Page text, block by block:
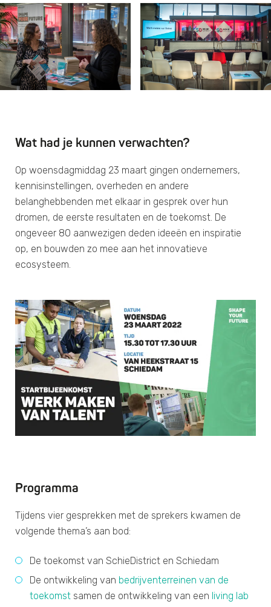
Wat had je kunnen verwachten?
Op woensdagmiddag 23 maart gingen ondernemers,
kennisinstellingen, overheden en andere
belanghebbenden met elkaar in gesprek over hun
dromen, de eerste resultaten en de toekomst. De
ongeveer 80 aanwezigen deden ideeën en inspiratie
op, en bouwden zo mee aan het innovatieve
ecosysteem.
Programma
Tijdens vier gesprekken met de sprekers kwamen de
volgende thema’s aan bod:
De toekomst van SchieDistrict en Schiedam
De ontwikkeling van bedrijventerreinen van de
toekomst samen de ontwikkeling van een living lab